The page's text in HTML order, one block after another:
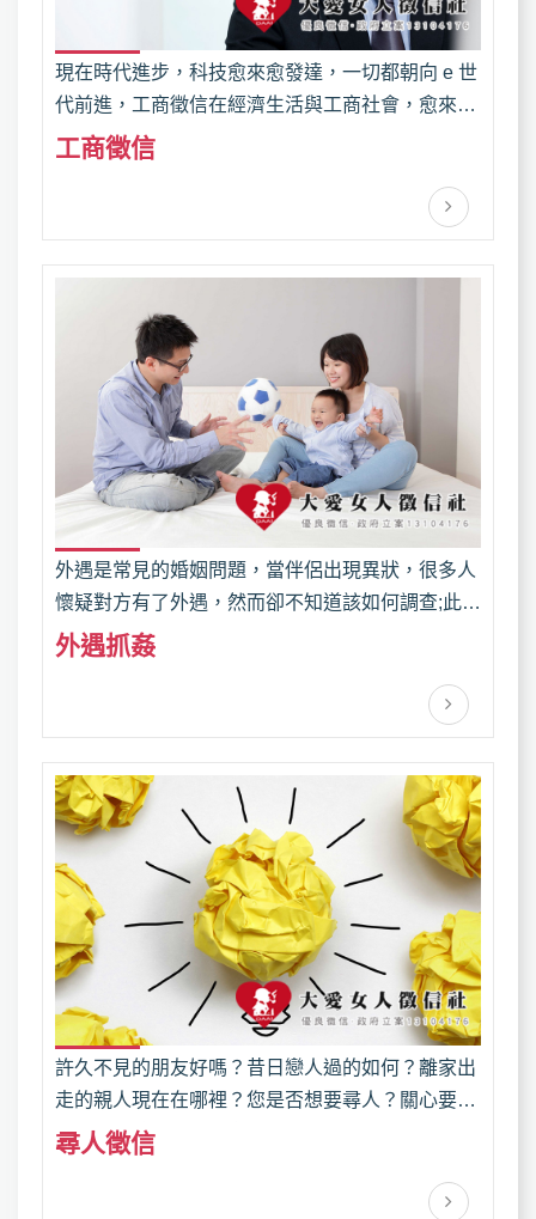
現在時代進步，科技愈來愈發達，一切都朝向 e 世
代前進，工商徵信在經濟生活與工商社會，愈來愈
重要，且扮演著市場交易安全的監控、市場交易的
工商徵信
外遇是常見的婚姻問題，當伴侶出現異狀，很多人
懷疑對方有了外遇，然而卻不知道該如何調查;此
時，找徵信社作外遇調查蒐證是比較方便且有成效
擾，然而蒐證的困難讓許多人無法及時了解處理。
外遇抓姦
許久不見的朋友好嗎？昔日戀人過的如何？離家出
走的親人現在在哪裡？您是否想要尋人？關心要及
時，不要讓心中的思念變成無法彌補的傷害！您尋
尋人徵信